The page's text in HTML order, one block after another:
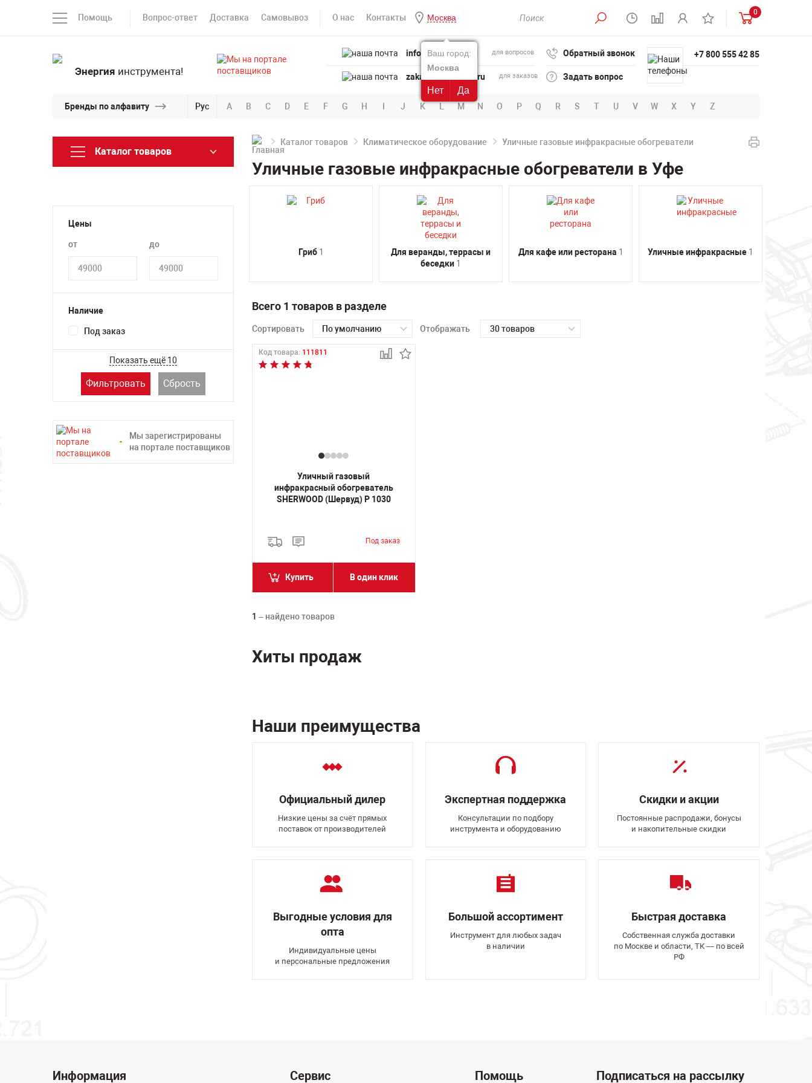
Помощь Вопрос-ответ Доставка Самовывоз О нас Контакты Москва
Ваш город:
Москва
Нет Да
0
Энергия инструмента!
info@powertool.ru для вопросов
zakaz@powertool.ru для заказов
Обратный звонок
Задать вопрос
+7 800 555 42 85
Бренды по алфавиту Рус A B C D E F G H I J K L M N O P Q R S T U V W X Y Z
Каталог товаров
Цены
от до
Наличие
Под заказ
Показать ещё 10
Фильтровать Сбрость
Мы зарегистрированы
на портале поставщиков
Каталог товаров Климатическое оборудование Уличные газовые инфракрасные обогреватели
Уличные газовые инфракрасные обогреватели в Уфе
Гриб 1
Для веранды, террасы и
беседки 1
Для кафе или ресторана 1 Уличные инфракрасные 1
Всего 1 товаров в разделе
Сортировать По умолчанию Отображать 30 товаров
Код товара: 111811
Уличный газовый
инфракрасный обогреватель
SHERWOOD (Шервуд) P 1030
Купить В один клик
1 – найдено товаров
Хиты продаж
Наши преимущества
Официальный дилер
Низкие цены за счёт прямых
поставок от производителей
Экспертная поддержка
Консультации по подбору
инструмента и оборудованию
Скидки и акции
Постоянные распродажи, бонусы
и накопительные скидки
Выгодные условия для
опта
Индивидуальные цены
и персональные предложения
Большой ассортимент
Инструмент для любых задач
в наличии
Быстрая доставка
Собственная служба доставки
по Москве и области, ТК — по всей
РФ
Информация Сервис Помощь Подписаться на рассылку